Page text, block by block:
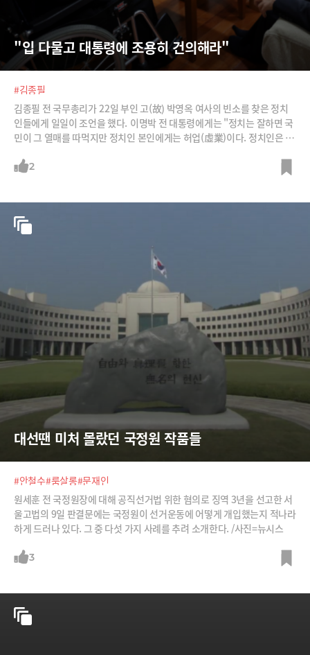
"입 다물고 대통령에 조용히 건의해라"
#김종필
김종필 전 국무총리가 22일 부인 고(故) 박영옥 여사의 빈소를 찾은 정치
인들에게 일일이 조언을 했다. 이명박 전 대통령에게는 "정치는 잘하면 국
민이 그 열매를 따먹지만 정치인 본인에게는 허업(虛業)이다. 정치인은 국
지만 그래도 그게 더 좋은 것. 5년에 무슨 일을 하겠느냐"고 했다.한 배석자
이 있으면 (대통령에게) 조용히 가서 건의 드리라고 했다"고 말했다.빈소
를 찾은 김무성 새누리당 대표에게는 "정상(대통령)은 외롭고 괴롭고 고독
한 자리다. 박근혜 대통령을 잘 도와드리시라. 여야가 싸우는 것은 좋지만
밖이 아닌 국회 안에서 싸우고 해결해야한다"고 조언했다.박지만 EG 회장
2
대선땐 미처 몰랐던 국정원 작품들
#안철수#룸살롱#문재인
원세훈 전 국정원장에 대해 공직선거법 위한 혐의로 징역 3년을 선고한 서
울고법의 9일 판결문에는 국정원이 선거운동에 어떻게 개입했는지 적나라
하게 드러나 있다. 그 중 다섯 가지 사례를 추려 소개한다. /사진=뉴시스
3